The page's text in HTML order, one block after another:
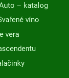
– katalog
víno
vera